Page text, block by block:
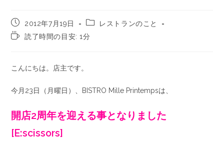
2012年7月19日
レストランのこと
読了時間の目安: 1分
こんにちは。店主です。
今月23日（月曜日）、BISTRO Mille Printempsは、
開店2周年を迎える事となりました
[E:scissors]